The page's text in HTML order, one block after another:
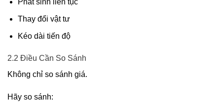
Phát sinh liên tục
Thay đổi vật tư
Kéo dài tiến độ
2.2 Điều Cần So Sánh
Không chỉ so sánh giá.
Hãy so sánh: